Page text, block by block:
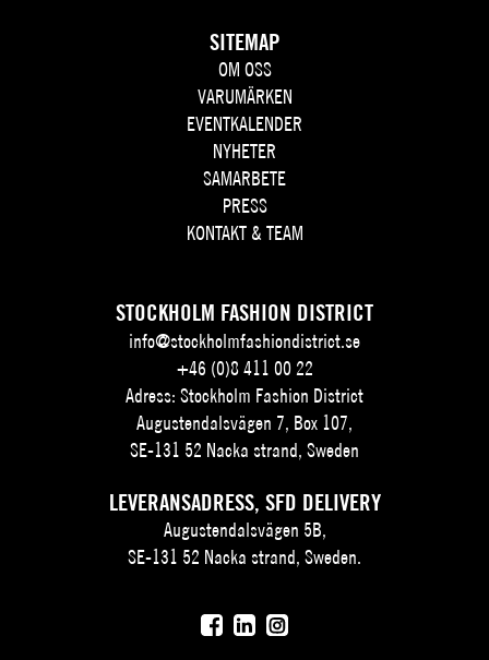
SITEMAP
OM OSS
VARUMÄRKEN
EVENTKALENDER
NYHETER
SAMARBETE
PRESS
KONTAKT & TEAM
STOCKHOLM FASHION DISTRICT
info@stockholmfashiondistrict.se
+46 (0)8 411 00 22
Adress: Stockholm Fashion District
Augustendalsvägen 7, Box 107,
SE-131 52 Nacka strand, Sweden
LEVERANSADRESS, SFD DELIVERY
Augustendalsvägen 5B,
SE-131 52 Nacka strand, Sweden.